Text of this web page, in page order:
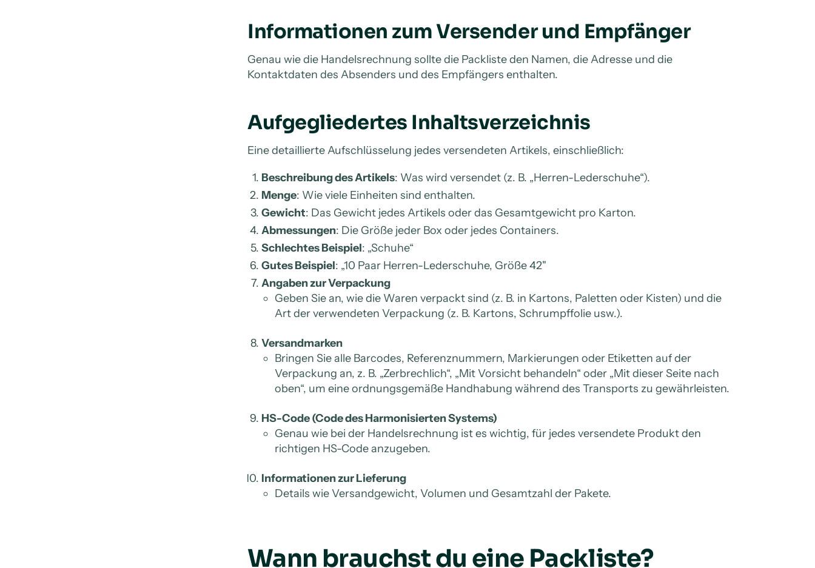
Informationen zum Versender und Empfänger
Genau wie die Handelsrechnung sollte die Packliste den Namen, die Adresse und die
Kontaktdaten des Absenders und des Empfängers enthalten.
Aufgegliedertes Inhaltsverzeichnis
Eine detaillierte Aufschlüsselung jedes versendeten Artikels, einschließlich:
Beschreibung des Artikels: Was wird versendet (z. B. „Herren-Lederschuhe“).
Menge: Wie viele Einheiten sind enthalten.
Gewicht: Das Gewicht jedes Artikels oder das Gesamtgewicht pro Karton.
Abmessungen: Die Größe jeder Box oder jedes Containers.
Schlechtes Beispiel: „Schuhe“
Gutes Beispiel: „10 Paar Herren-Lederschuhe, Größe 42"
Angaben zur Verpackung
Geben Sie an, wie die Waren verpackt sind (z. B. in Kartons, Paletten oder Kisten) und die
Art der verwendeten Verpackung (z. B. Kartons, Schrumpffolie usw.).
Versandmarken
Bringen Sie alle Barcodes, Referenznummern, Markierungen oder Etiketten auf der
Verpackung an, z. B. „Zerbrechlich“, „Mit Vorsicht behandeln“ oder „Mit dieser Seite nach
oben“, um eine ordnungsgemäße Handhabung während des Transports zu gewährleisten.
HS-Code (Code des Harmonisierten Systems)
Genau wie bei der Handelsrechnung ist es wichtig, für jedes versendete Produkt den
richtigen HS-Code anzugeben.
Informationen zur Lieferung
Details wie Versandgewicht, Volumen und Gesamtzahl der Pakete.
Wann brauchst du eine Packliste?